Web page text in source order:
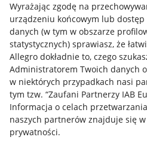
Wyrażając zgodę na
urządzeniu końcowym lub
danych (w tym w obszarze
statystycznych) sprawiasz, że
Allegro dokładnie to, czego
Administratorem Twoich danych
w niektórych przypadkach nasi
tym tzw. “Zaufani Partnerzy IAB
Informacja o celach
naszych partnerów znajduje się
prywatności.
Przydatne informacje
Jak to działa